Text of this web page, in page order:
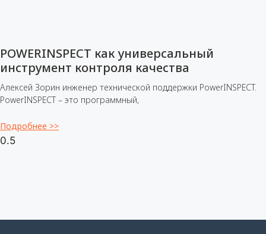
POWERINSPECT как универсальный
инструмент контроля качества
Алексей Зорин инженер технической поддержки PowerINSPECT.
PowerINSPECT – это программный,
Подробнее >>